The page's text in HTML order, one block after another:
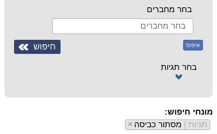
בחר מחברים
איפוס
בחר תגיות
מונחי חיפוש:
תגיות | מסתור כביסה ×